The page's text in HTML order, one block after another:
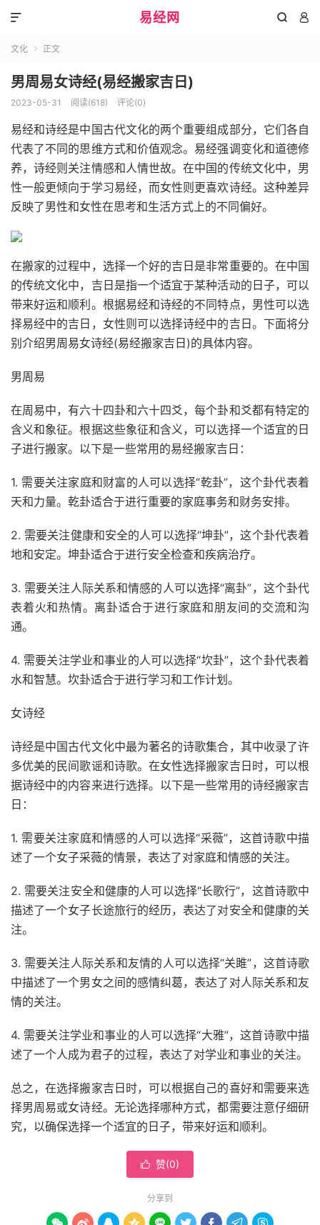
易经网  

文化  正文
男周易女诗经(易经搬家吉日)
2023-05-31 阅读(618) 评论(0)
易经和诗经是中国古代文化的两个重要组成部分，它们各自
代表了不同的思维方式和价值观念。易经强调变化和道德修
养，诗经则关注情感和人情世故。在中国的传统文化中，男
性一般更倾向于学习易经，而女性则更喜欢诗经。这种差异
反映了男性和女性在思考和生活方式上的不同偏好。
在搬家的过程中，选择一个好的吉日是非常重要的。在中国
的传统文化中，吉日是指一个适宜于某种活动的日子，可以
带来好运和顺利。根据易经和诗经的不同特点，男性可以选
择易经中的吉日，女性则可以选择诗经中的吉日。下面将分
别介绍男周易女诗经(易经搬家吉日)的具体内容。
男周易
在周易中，有六十四卦和六十四爻，每个卦和爻都有特定的
含义和象征。根据这些象征和含义，可以选择一个适宜的日
子进行搬家。以下是一些常用的易经搬家吉日：
1. 需要关注家庭和财富的人可以选择“乾卦”，这个卦代表着
天和力量。乾卦适合于进行重要的家庭事务和财务安排。
2. 需要关注健康和安全的人可以选择“坤卦”，这个卦代表着
地和安定。坤卦适合于进行安全检查和疾病治疗。
3. 需要关注人际关系和情感的人可以选择“离卦”，这个卦代
表着火和热情。离卦适合于进行家庭和朋友间的交流和沟
通。
4. 需要关注学业和事业的人可以选择“坎卦”，这个卦代表着
水和智慧。坎卦适合于进行学习和工作计划。
女诗经
诗经是中国古代文化中最为著名的诗歌集合，其中收录了许
多优美的民间歌谣和诗歌。在女性选择搬家吉日时，可以根
据诗经中的内容来进行选择。以下是一些常用的诗经搬家吉
日：
1. 需要关注家庭和情感的人可以选择“采薇”，这首诗歌中描
述了一个女子采薇的情景，表达了对家庭和情感的关注。
2. 需要关注安全和健康的人可以选择“长歌行”，这首诗歌中
描述了一个女子长途旅行的经历，表达了对安全和健康的关
注。
3. 需要关注人际关系和友情的人可以选择“关雎”，这首诗歌
中描述了一个男女之间的感情纠葛，表达了对人际关系和友
情的关注。
4. 需要关注学业和事业的人可以选择“大雅”，这首诗歌中描
述了一个人成为君子的过程，表达了对学业和事业的关注。
总之，在选择搬家吉日时，可以根据自己的喜好和需要来选
择男周易或女诗经。无论选择哪种方式，都需要注意仔细研
究，以确保选择一个适宜的日子，带来好运和顺利。
 赞(0)
分享到